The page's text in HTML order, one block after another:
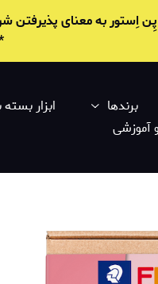
به معنای پذیرفتن
برندها ابزار
آموزشی